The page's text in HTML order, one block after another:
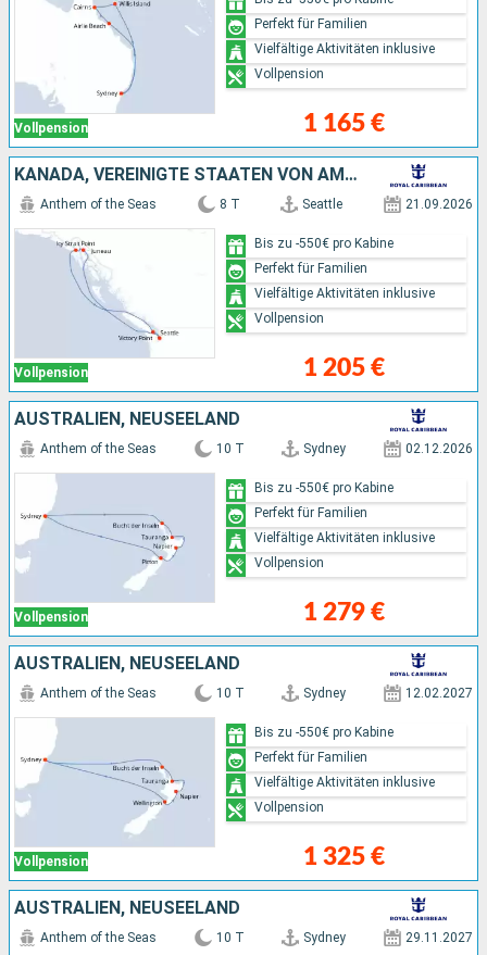
Vollpension 1 165 €
Perfekt für Familien
Vielfältige Aktivitäten inklusive
Vollpension
KANADA, VEREINIGTE STAATEN VON AMERIKA
Vollpension
Anthem of the Seas 8 T Seattle 21.09.2026
1 205 €
Bis zu -550€ pro Kabine
Perfekt für Familien
Vielfältige Aktivitäten inklusive
Vollpension
AUSTRALIEN, NEUSEELAND
Vollpension
Anthem of the Seas 10 T Sydney 02.12.2026
1 279 €
Bis zu -550€ pro Kabine
Perfekt für Familien
Vielfältige Aktivitäten inklusive
Vollpension
AUSTRALIEN, NEUSEELAND
Vollpension
Anthem of the Seas 10 T Sydney 12.02.2027
1 325 €
Bis zu -550€ pro Kabine
Perfekt für Familien
Vielfältige Aktivitäten inklusive
Vollpension
AUSTRALIEN, NEUSEELAND
Anthem of the Seas 10 T Sydney 29.11.2027